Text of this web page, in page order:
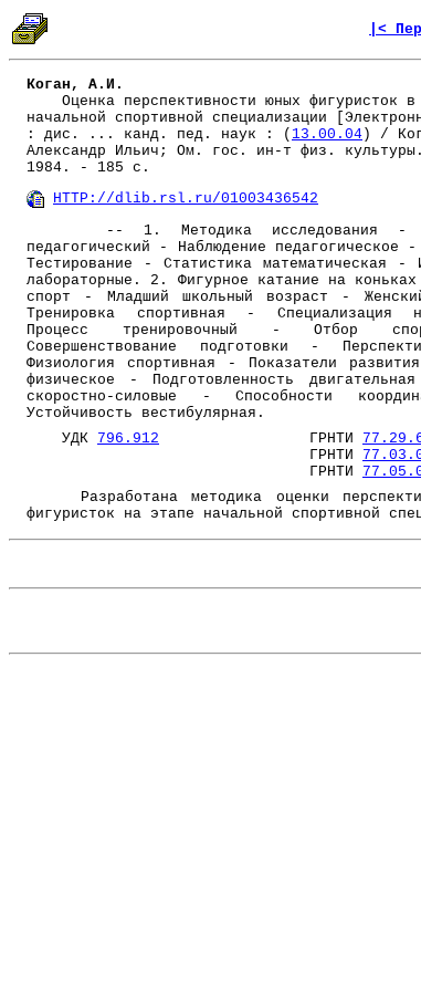
|<
Коган, А.И.
Оценка перспективности юных фигуристок в
начальной спортивной специализации
: дис. ... канд. пед. наук : ( 13.00.04 ) /
Александр Ильич; Ом. гос. ин-т физ.
1984. - 185 с.
HTTP://dlib.rsl.ru/01003436542
-- 1. Методика исследования -
педагогический - Наблюдение педагогическое
Тестирование - Статистика математическая -
лабораторные. 2. Фигурное катание на
спорт - Младший школьный возраст -
Тренировка спортивная - Специализация
Процесс тренировочный - Отбор
Совершенствование подготовки -
Физиология спортивная - Показатели
физическое - Подготовленность
скоростно-силовые - Способности
Устойчивость вестибулярная.
УДК 796.912 ГРНТИ
ГРНТИ
ГРНТИ
Разработана методика оценки
фигуристок на этапе начальной спортивной